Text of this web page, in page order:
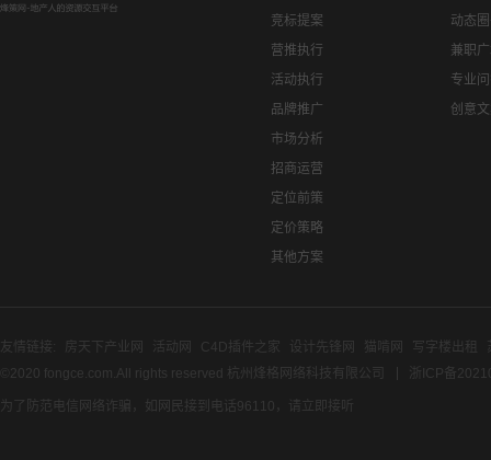
竞标提案
营推执行
活动执行
品牌推广
市场分析
招商运营
定位前策
定价策略
其他方案
动态
兼职
专业
创意
友情链接: 房天下产业网 活动网 C4D插件之家 设计先锋网 猫啃网 写字楼出租
©2020 fongce.com.All rights reserved 杭州烽格网络科技有限公司
浙ICP备
为了防范电信网络诈骗，如网民接到电话96110，请立即接听